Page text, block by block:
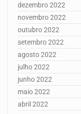
dezembro 2022
novembro 2022
outubro 2022
setembro 2022
agosto 2022
julho 2022
junho 2022
maio 2022
abril 2022